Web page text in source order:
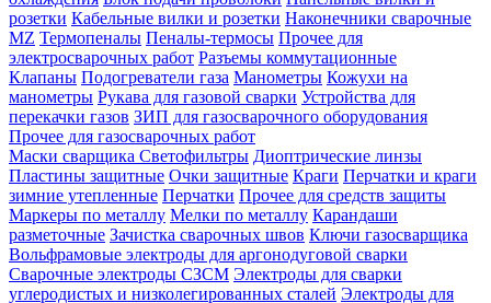
розетки Кабельные вилки и розетки Наконечники сварочные
MZ Термопеналы Пеналы-термосы Прочее для
электросварочных работ Разъемы коммутационные
Клапаны Подогреватели газа Манометры Кожухи на
манометры Рукава для газовой сварки Устройства для
перекачки газов ЗИП для газосварочного оборудования
Прочее для газосварочных работ
Маски сварщика Светофильтры Диоптрические линзы
Пластины защитные Очки защитные Краги Перчатки и краги
зимние утепленные Перчатки Прочее для средств защиты
Маркеры по металлу Мелки по металлу Карандаши
разметочные Зачистка сварочных швов Ключи газосварщика
Вольфрамовые электроды для аргонодуговой сварки
Сварочные электроды СЗСМ Электроды для сварки
углеродистых и низколегированных сталей Электроды для